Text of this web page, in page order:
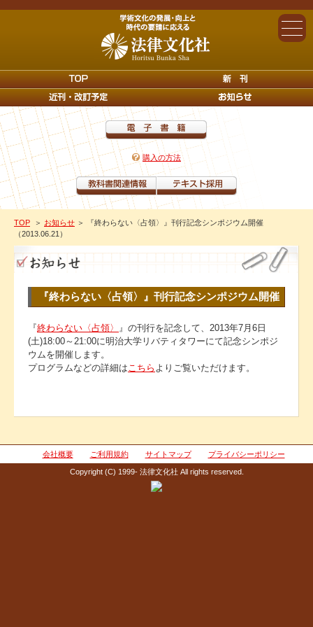
購入の方法
TOP ＞ お知らせ ＞ 『終わらない〈占領〉』刊行記念シンポジウム開催
（2013.06.21）
『終わらない〈占領〉』刊行記念シンポジウム開催
『終わらない〈占領〉 』の刊行を記念して、2013年7月6日
(土)18:00～21:00に明治大学リバティタワーにて記念シンポジ
ウムを開催します。
プログラムなどの詳細はこちら よりご覧いただけます。
会社概要 ご利用規約 サイトマップ プライバシーポリシー
Copyright (C) 1999- 法律文化社 All rights reserved.